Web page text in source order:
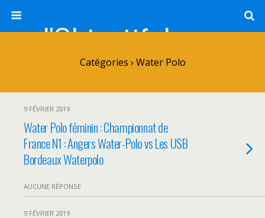
l'Objectif de Clairette
Catégories › Water Polo
9 FÉVRIER 2019
Water Polo féminin : Championnat de
France N1 : Angers Water-Polo vs Les USB
Bordeaux Waterpolo
AUCUNE RÉPONSE
9 FÉVRIER 2019